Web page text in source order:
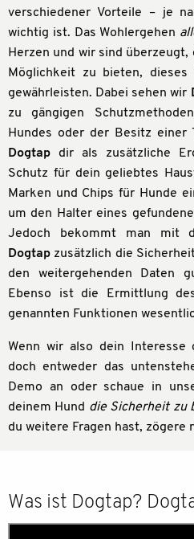
verschiedener Vorteile – je
wichtig ist. Das Wohlergehen
Herzen und wir sind überzeugt,
Möglichkeit zu bieten, dieses
gewährleisten. Dabei sehen wir
zu gängigen
Hundes oder der Besitz einer
Dogtap dir als zusätzliche
Schutz für dein geliebtes
Marken und Chips für Hunde
um den Halter eines
Jedoch bekommt man mit
Dogtap zusätzlich die
den weitergehenden Daten
Ebenso ist die Ermittlung
genannten Funktionen
Wenn wir also dein Interesse
doch entweder das
Demo an oder schaue in
deinem Hund die Sicherheit zu
du weitere Fragen hast, zögere
Was ist Dogtap?